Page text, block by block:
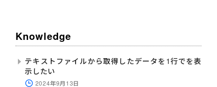
Knowledge
テキストファイルから取得したデータを1行でを表
示したい
2024年9月13日